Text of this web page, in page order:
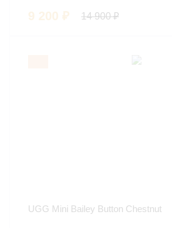
9 200 ₽ 14 900₽
UGG Mini Bailey Button Chestnut